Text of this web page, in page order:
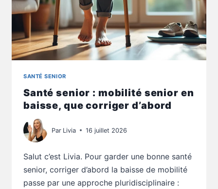
SANTÉ SENIOR
Santé senior : mobilité senior en
baisse, que corriger d’abord
Par Livia 16 juillet 2026
Salut c’est Livia. Pour garder une bonne santé
senior, corriger d’abord la baisse de mobilité
passe par une approche pluridisciplinaire :